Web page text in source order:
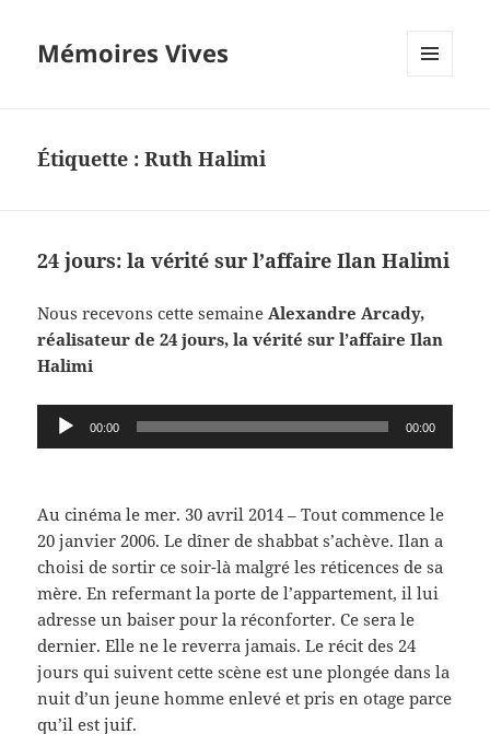
Mémoires Vives
Étiquette :Ruth Halimi
24 jours: la vérité sur l’affaire Ilan Halimi
Nous recevons cette semaineAlexandre Arcady,
réalisateur de 24 jours, la vérité sur l’affaire Ilan
Halimi
Lecteur
audio
00:00 00:00
Au cinéma le mer. 30 avril 2014 –Tout commence le
20 janvier 2006. Le dîner de shabbat s’achève. Ilan a
choisi de sortir ce soir-là malgré les réticences de sa
mère. En refermant la porte de l’appartement, il lui
adresse un baiser pour la réconforter. Ce sera le
dernier. Elle ne le reverra jamais. Le récit des 24
jours qui suivent cette scène est une plongée dans la
nuit d’un jeune homme enlevé et pris en otage parce
qu’il est juif.